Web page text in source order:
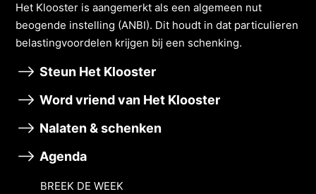
Het Klooster is aangemerkt als een algemeen nut
beogende instelling (ANBI). Dit houdt in dat particulieren
belastingvoordelen krĳgen bĳ een schenking.
Steun Het Klooster
Word vriend van Het Klooster
Nalaten & schenken
Agenda
BREEK DE WEEK